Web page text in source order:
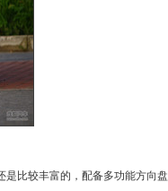
是比较丰富的，配备多功能方向盘